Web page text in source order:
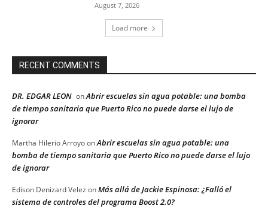
August 7, 2026
Load more
RECENT COMMENTS
DR. EDGAR LEON onAbrir escuelas sin agua potable: una bomba
de tiempo sanitaria que Puerto Rico no puede darse el lujo de
ignorar
Martha Hilerio ArroyoonAbrir escuelas sin agua potable: una
bomba de tiempo sanitaria que Puerto Rico no puede darse el lujo
de ignorar
Edison Denizard Velez onMás allá de Jackie Espinosa: ¿Falló el
sistema de controles del programa Boost 2.0?